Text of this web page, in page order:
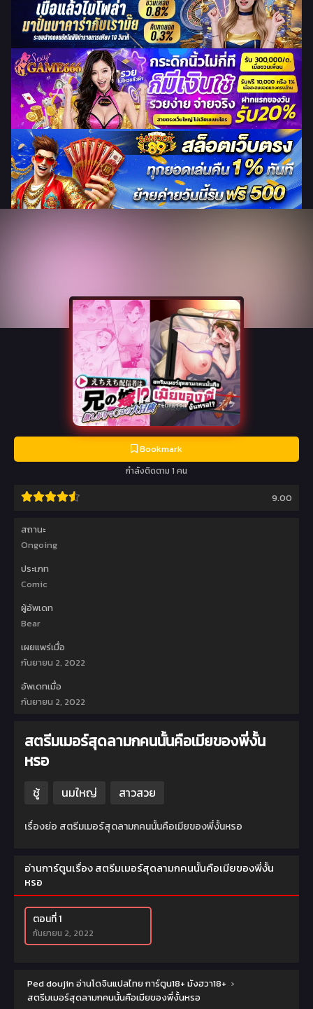
Bookmark
กำลังติดตาม 1 คน
9.00
สถานะ
Ongoing
ประเภท
Comic
ผู้อัพเดท
Bear
เผยแพร่เมื่อ
กันยายน 2, 2022
อัพเดทเมื่อ
กันยายน 2, 2022
สตรีมเมอร์สุดลามกคนนั้นคือเมียของพี่งั้น
หรอ
ชู้ นมใหญ่ สาวสวย
เรื่องย่อ สตรีมเมอร์สุดลามกคนนั้นคือเมียของพี่งั้นหรอ
อ่านการ์ตูนเรื่อง สตรีมเมอร์สุดลามกคนนั้นคือเมียของพี่งั้น
หรอ
ตอนที่ 1
กันยายน 2, 2022
Ped doujin อ่านโดจินแปลไทย การ์ตูน18+ มังฮวา18+ ›
สตรีมเมอร์สุดลามกคนนั้นคือเมียของพี่งั้นหรอ